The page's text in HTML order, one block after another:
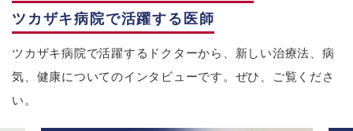
ツカザキ病院で活躍する医師
ツカザキ病院で活躍するドクターから、新しい治療法、病
気、健康についてのインタビューです。ぜひ、ご覧くださ
い。